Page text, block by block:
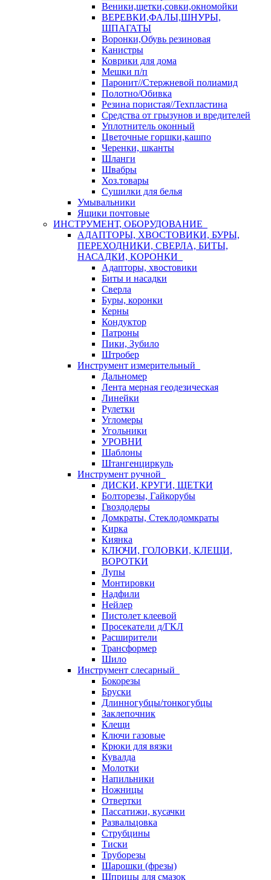
Веники,щетки,совки,окномойки
ВЕРЕВКИ,ФАЛЫ,ШНУРЫ,
ШПАГАТЫ
Воронки,Обувь резиновая
Канистры
Коврики для дома
Мешки п/п
Паронит//Стержневой полиамид
Полотно/Обивка
Резина пористая//Техпластина
Средства от грызунов и вредителей
Уплотнитель оконный
Цветочные горшки,кашпо
Черенки, шканты
Шланги
Швабры
Хоз.товары
Сушилки для белья
Умывальники
Ящики почтовые
ИНСТРУМЕНТ, ОБОРУДОВАНИЕ
АДАПТОРЫ, ХВОСТОВИКИ, БУРЫ,
ПЕРЕХОДНИКИ, СВЕРЛА, БИТЫ,
НАСАДКИ, КОРОНКИ
Адапторы, хвостовики
Биты и насадки
Сверла
Буры, коронки
Керны
Кондуктор
Патроны
Пики, Зубило
Штробер
Инструмент измерительный
Дальномер
Лента мерная геодезическая
Линейки
Рулетки
Угломеры
Угольники
УРОВНИ
Шаблоны
Штангенциркуль
Инструмент ручной
ДИСКИ, КРУГИ, ЩЕТКИ
Болторезы, Гайкорубы
Гвоздодеры
Домкраты, Стеклодомкраты
Кирка
Киянка
КЛЮЧИ, ГОЛОВКИ, КЛЕЩИ,
ВОРОТКИ
Лупы
Монтировки
Надфили
Нейлер
Пистолет клеевой
Просекатели д/ГКЛ
Расширители
Трансформер
Шило
Инструмент слесарный
Бокорезы
Бруски
Длинногубцы/тонкогубцы
Заклепочник
Клещи
Ключи газовые
Крюки для вязки
Кувалда
Молотки
Напильники
Ножницы
Отвертки
Пассатижи, кусачки
Развальцовка
Струбцины
Тиски
Труборезы
Шарошки (фрезы)
Шприцы для смазок